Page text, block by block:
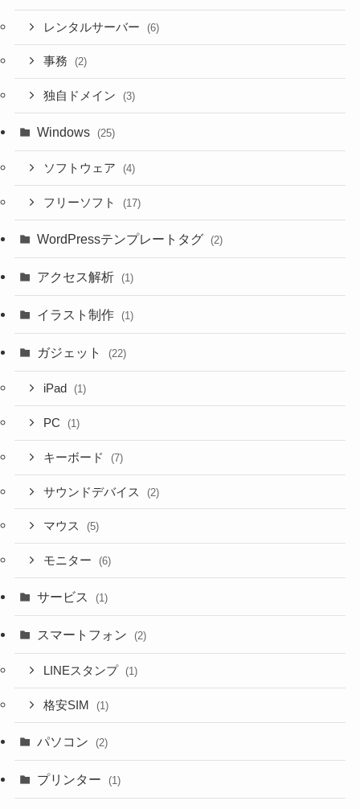
レンタルサーバー (6)
事務 (2)
独自ドメイン (3)
Windows (25)
ソフトウェア (4)
フリーソフト (17)
WordPressテンプレートタグ (2)
アクセス解析 (1)
イラスト制作 (1)
ガジェット (22)
iPad (1)
PC (1)
キーボード (7)
サウンドデバイス (2)
マウス (5)
モニター (6)
サービス (1)
スマートフォン (2)
LINEスタンプ (1)
格安SIM (1)
パソコン (2)
プリンター (1)